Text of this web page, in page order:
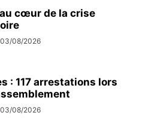
cœur de la crise
03/08/2026
: 117 arrestations lors
03/08/2026